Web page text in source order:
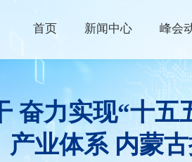
首页 新闻中心
数字快讯
视频播报
峰会
峰会
现场体
创新
奋力实现“十
产业体系 内蒙